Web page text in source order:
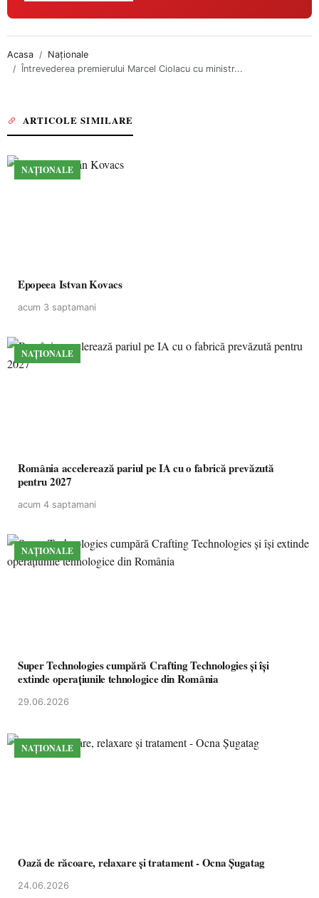
Acasa
Naționale
Întrevederea premierului Marcel Ciolacu cu ministr...
ARTICOLE SIMILARE
NAȚIONALE
Epopeea Istvan Kovacs
acum 3 saptamani
NAȚIONALE
România accelerează pariul pe IA cu o fabrică prevăzută
pentru 2027
acum 4 saptamani
NAȚIONALE
Super Technologies cumpără Crafting Technologies și își
extinde operațiunile tehnologice din România
29.06.2026
NAȚIONALE
Oază de răcoare, relaxare și tratament - Ocna Șugatag
24.06.2026